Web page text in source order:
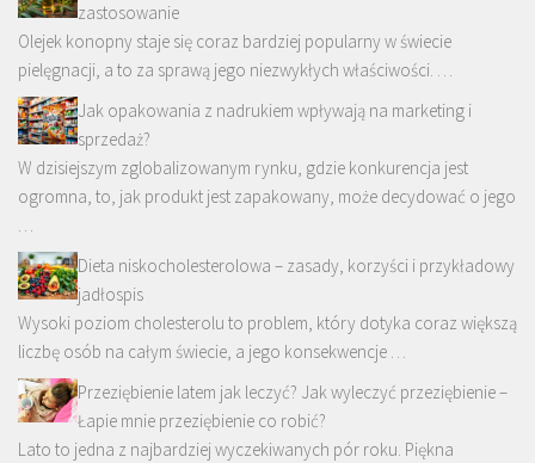
zastosowanie
Olejek konopny staje się coraz bardziej popularny w świecie
pielęgnacji, a to za sprawą jego niezwykłych właściwości. …
Jak opakowania z nadrukiem wpływają na marketing i
sprzedaż?
W dzisiejszym zglobalizowanym rynku, gdzie konkurencja jest
ogromna, to, jak produkt jest zapakowany, może decydować o jego
…
Dieta niskocholesterolowa – zasady, korzyści i przykładowy
jadłospis
Wysoki poziom cholesterolu to problem, który dotyka coraz większą
liczbę osób na całym świecie, a jego konsekwencje …
Przeziębienie latem jak leczyć? Jak wyleczyć przeziębienie –
Łapie mnie przeziębienie co robić?
Lato to jedna z najbardziej wyczekiwanych pór roku. Piękna